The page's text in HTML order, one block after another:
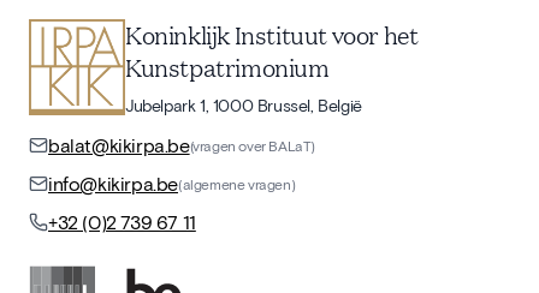
Koninklijk Instituut voor het
Kunstpatrimonium
Jubelpark 1, 1000 Brussel, België
balat@kikirpa.be(vragen over BALaT)
info@kikirpa.be(algemene vragen)
+32 (0)2 739 67 11